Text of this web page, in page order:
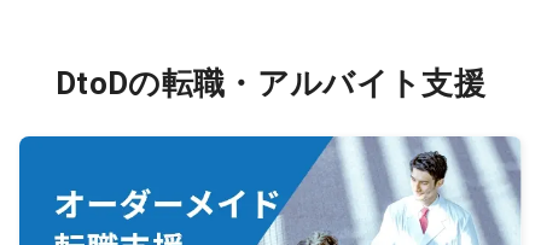
DtoDの転職・アルバイト支援